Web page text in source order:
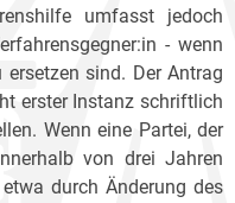
umfasst jedoch
- wenn
sind. Der Antrag
erster Instanz schriftlich
Wenn eine Partei, der
von drei Jahren
durch Änderung des